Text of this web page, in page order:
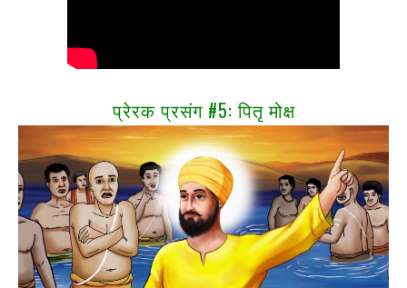
प्रेरक प्रसंग #5: पितृ मोक्ष